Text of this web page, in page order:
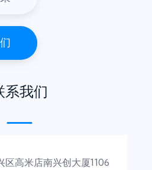
系我们
—
区高米店南兴创大厦1106